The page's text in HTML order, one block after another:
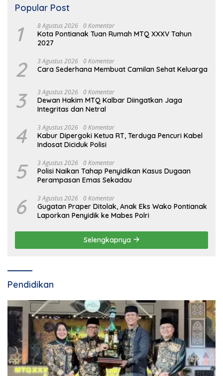
Popular Post
1 8 Agustus 2026 0 Komentar
Kota Pontianak Tuan Rumah MTQ XXXV Tahun
2027
2 3 Agustus 2026 0 Komentar
Cara Sederhana Membuat Camilan Sehat Keluarga
3 3 Agustus 2026 0 Komentar
Dewan Hakim MTQ Kalbar Diingatkan Jaga
Integritas dan Netral
4 3 Agustus 2026 0 Komentar
Kabur Dipergoki Ketua RT, Terduga Pencuri Kabel
Indosat Diciduk Polisi
5 3 Agustus 2026 0 Komentar
Polisi Naikan Tahap Penyidikan Kasus Dugaan
Perampasan Emas Sekadau
6 3 Agustus 2026 0 Komentar
Gugatan Praper Ditolak, Anak Eks Wako Pontianak
Laporkan Penyidik ke Mabes Polri
Selengkapnya
Pendidikan